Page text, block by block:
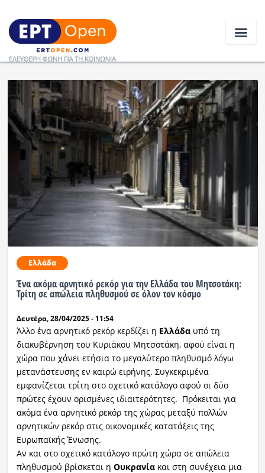
Ειδήσεις
Ελλάδα
Πολιτική
Οικονομία
Ραδιόφωνο LIVE
Εκπομπές
Πολιτισμός
Ελλάδα
Ένα ακόμα αρνητικό ρεκόρ για την Ελλάδα του Μητσοτάκη:
Τρίτη σε απώλεια πληθυσμού σε όλον τον κόσμο
Δευτέρα, 28/04/2025 - 11:54
Άλλο ένα αρνητικό ρεκόρ κερδίζει η Ελλάδαυπό τη
διακυβέρνηση του Κυριάκου Μητσοτάκη, αφού είναι η
χώρα που χάνει ετήσια το μεγαλύτερο πληθυσμό λόγω
μετανάστευσης εν καιρώ ειρήνης. Συγκεκριμένα
εμφανίζεται τρίτη στο σχετικό κατάλογο αφού οι δύο
πρώτες έχουν ορισμένες ιδιαιτερότητες. Πρόκειται για
ακόμα ένα αρνητικό ρεκόρ της χώρας μεταξύ πολλών
αρνητικών ρεκόρ στις οικονομικές κατατάξεις της
Ευρωπαϊκής Ένωσης.
Αν και στο σχετικό κατάλογο πρώτη χώρα σε απώλεια
πληθυσμού βρίσκεται η Ουκρανίακαι στη συνέχεια μια